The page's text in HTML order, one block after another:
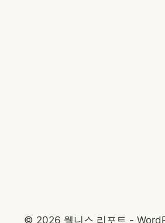
© 2026 웰니스 리포트 -